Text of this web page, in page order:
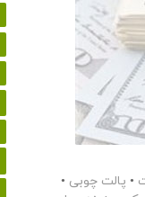
• پالت چوبی •